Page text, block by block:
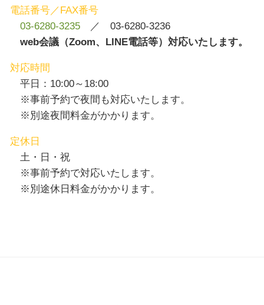
電話番号／FAX番号
03-6280-3235 ／ 03-6280-3236
web会議（Zoom、LINE電話等）対応いたします。
対応時間
平日：10:00～18:00
※事前予約で夜間も対応いたします。
※別途夜間料金がかかります。
定休日
土・日・祝
※事前予約で対応いたします。
※別途休日料金がかかります。